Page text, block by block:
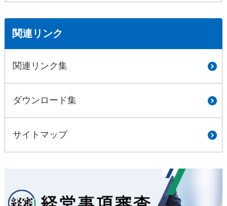
関連リンク
関連リンク集
ダウンロード集
サイトマップ